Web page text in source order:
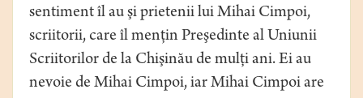
sentiment îl au şi prietenii lui Mihai Cimpoi,
scriitorii, care îl menţin Preşedinte al Uniunii
Scriitorilor de la Chişinău de mulţi ani. Ei au
nevoie de Mihai Cimpoi, iar Mihai Cimpoi are